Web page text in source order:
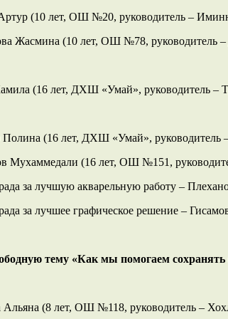
(10 лет, ОШ №20, руководитель –
Жасмина (10 лет, ОШ №78, руководитель
(16 лет, ДХШ «Умай», руководитель –
Полина (16 лет, ДХШ «Умай», руководитель
Мухаммедали (16 лет, ОШ №151,
за лучшую акварельную работу –
за лучшее графическое решение –
тему «Как мы помогаем сохранять
Альяна (8 лет, ОШ №118, руководитель –